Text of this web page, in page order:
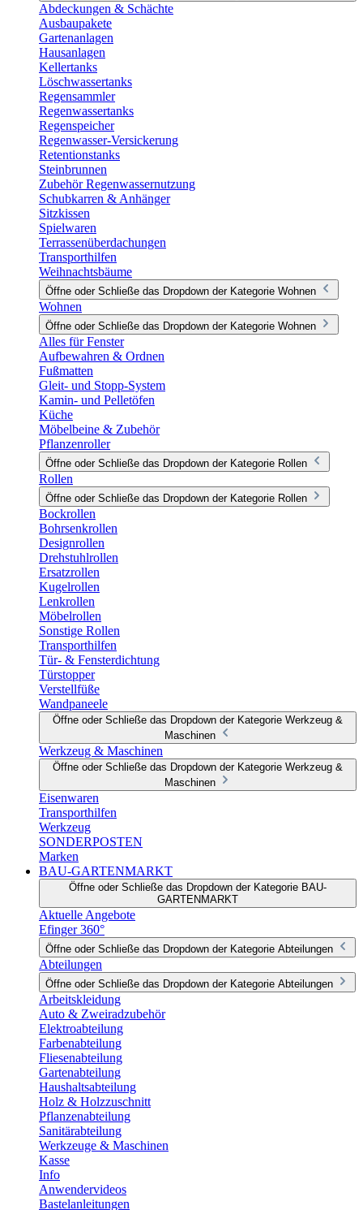
Abdeckungen & Schächte
Ausbaupakete
Gartenanlagen
Hausanlagen
Kellertanks
Löschwassertanks
Regensammler
Regenwassertanks
Regenspeicher
Regenwasser-Versickerung
Retentionstanks
Steinbrunnen
Zubehör Regenwassernutzung
Schubkarren & Anhänger
Sitzkissen
Spielwaren
Terrassenüberdachungen
Transporthilfen
Weihnachtsbäume
Öffne oder Schließe das Dropdown der Kategorie Wohnen
Wohnen
Öffne oder Schließe das Dropdown der Kategorie Wohnen
Alles für Fenster
Aufbewahren & Ordnen
Fußmatten
Gleit- und Stopp-System
Kamin- und Pelletöfen
Küche
Möbelbeine & Zubehör
Pflanzenroller
Öffne oder Schließe das Dropdown der Kategorie Rollen
Rollen
Öffne oder Schließe das Dropdown der Kategorie Rollen
Bockrollen
Bohrsenkrollen
Designrollen
Drehstuhlrollen
Ersatzrollen
Kugelrollen
Lenkrollen
Möbelrollen
Sonstige Rollen
Transporthilfen
Tür- & Fensterdichtung
Türstopper
Verstellfüße
Wandpaneele
Öffne oder Schließe das Dropdown der Kategorie Werkzeug &
Maschinen
Werkzeug & Maschinen
Öffne oder Schließe das Dropdown der Kategorie Werkzeug &
Maschinen
Eisenwaren
Transporthilfen
Werkzeug
SONDERPOSTEN
Marken
BAU-GARTENMARKT
Öffne oder Schließe das Dropdown der Kategorie BAU-
GARTENMARKT
Aktuelle Angebote
Efinger 360°
Öffne oder Schließe das Dropdown der Kategorie Abteilungen
Abteilungen
Öffne oder Schließe das Dropdown der Kategorie Abteilungen
Arbeitskleidung
Auto & Zweiradzubehör
Elektroabteilung
Farbenabteilung
Fliesenabteilung
Gartenabteilung
Haushaltsabteilung
Holz & Holzzuschnitt
Pflanzenabteilung
Sanitärabteilung
Werkzeuge & Maschinen
Kasse
Info
Anwendervideos
Bastelanleitungen